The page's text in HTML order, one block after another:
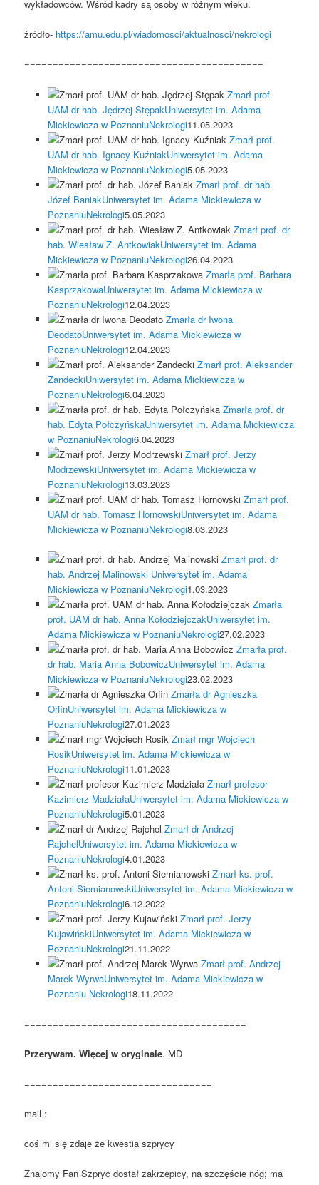
wykładowców. Wśród kadry są osoby w różnym wieku.
źródło- https://amu.edu.pl/wiadomosci/aktualnosci/nekrologi
==========================================
Zmarł prof.
UAM dr hab. Jędrzej StępakUniwersytet im. Adama
Mickiewicza w PoznaniuNekrologi11.05.2023
Zmarł prof.
UAM dr hab. Ignacy KuźniakUniwersytet im. Adama
Mickiewicza w PoznaniuNekrologi5.05.2023
Zmarł prof. dr hab.
Józef BaniakUniwersytet im. Adama Mickiewicza w
PoznaniuNekrologi5.05.2023
Zmarł prof. dr
hab. Wiesław Z. AntkowiakUniwersytet im. Adama
Mickiewicza w PoznaniuNekrologi26.04.2023
Zmarła prof. Barbara
KasprzakowaUniwersytet im. Adama Mickiewicza w
PoznaniuNekrologi12.04.2023
Zmarła dr Iwona
DeodatoUniwersytet im. Adama Mickiewicza w
PoznaniuNekrologi12.04.2023
Zmarł prof. Aleksander
ZandeckiUniwersytet im. Adama Mickiewicza w
PoznaniuNekrologi6.04.2023
Zmarła prof. dr
hab. Edyta PołczyńskaUniwersytet im. Adama Mickiewicza
w PoznaniuNekrologi6.04.2023
Zmarł prof. Jerzy
ModrzewskiUniwersytet im. Adama Mickiewicza w
PoznaniuNekrologi13.03.2023
Zmarł prof.
UAM dr hab. Tomasz HornowskiUniwersytet im. Adama
Mickiewicza w PoznaniuNekrologi8.03.2023
Zmarł prof. dr
hab. Andrzej Malinowski Uniwersytet im. Adama
Mickiewicza w PoznaniuNekrologi1.03.2023
Zmarła
prof. UAM dr hab. Anna KołodziejczakUniwersytet im.
Adama Mickiewicza w PoznaniuNekrologi27.02.2023
Zmarła prof.
dr hab. Maria Anna BobowiczUniwersytet im. Adama
Mickiewicza w PoznaniuNekrologi23.02.2023
Zmarła dr Agnieszka
OrfinUniwersytet im. Adama Mickiewicza w
PoznaniuNekrologi27.01.2023
Zmarł mgr Wojciech
RosikUniwersytet im. Adama Mickiewicza w
PoznaniuNekrologi11.01.2023
Zmarł profesor
Kazimierz MadziałaUniwersytet im. Adama Mickiewicza w
PoznaniuNekrologi5.01.2023
Zmarł dr Andrzej
RajchelUniwersytet im. Adama Mickiewicza w
PoznaniuNekrologi4.01.2023
Zmarł ks. prof.
Antoni SiemianowskiUniwersytet im. Adama Mickiewicza w
PoznaniuNekrologi6.12.2022
Zmarł prof. Jerzy
KujawińskiUniwersytet im. Adama Mickiewicza w
PoznaniuNekrologi21.11.2022
Zmarł prof. Andrzej
Marek WyrwaUniwersytet im. Adama Mickiewicza w
Poznaniu Nekrologi18.11.2022
=======================================
Przerywam. Więcej w oryginale. MD
=================================
maiL:
coś mi się zdaje że kwestia szprycy
Znajomy Fan Szpryc dostał zakrzepicy, na szczęście nóg; ma